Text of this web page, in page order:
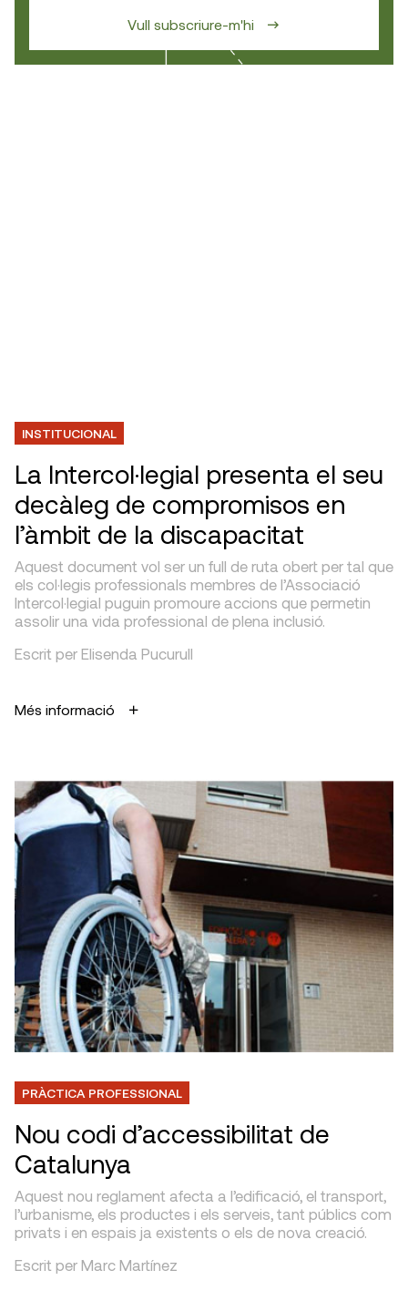
Vull subscriure-m'hi
INSTITUCIONAL
La Intercol·legial presenta el seu
decàleg de compromisos en
l’àmbit de la discapacitat
Aquest document vol ser un full de ruta obert per tal que
els col·legis professionals membres de l’Associació
Intercol·legial puguin promoure accions que permetin
assolir una vida professional de plena inclusió.
Escrit per Elisenda Pucurull
Més informació
PRÀCTICA PROFESSIONAL
Nou codi d’accessibilitat de
Catalunya
Aquest nou reglament afecta a l’edificació, el transport,
l’urbanisme, els productes i els serveis, tant públics com
privats i en espais ja existents o els de nova creació.
Escrit per Marc Martínez